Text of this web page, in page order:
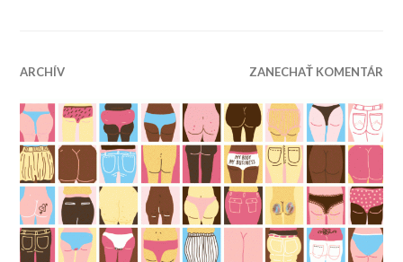
ARCHÍV ZANECHAŤ KOMENTÁR